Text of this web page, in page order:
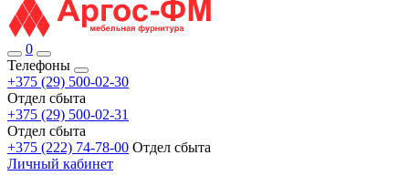
0
Телефоны
+375 (29) 500-02-30
Отдел сбыта
+375 (29) 500-02-31
Отдел сбыта
+375 (222) 74-78-00 Отдел сбыта
Личный кабинет